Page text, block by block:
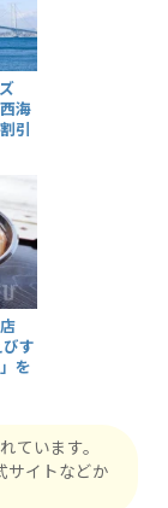
海
引
びす
を
ています。
サイトなどか